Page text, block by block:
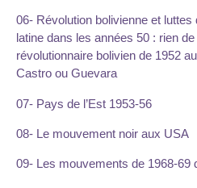
06- Révolution bolivienne et
latine dans les années 50 : rien
révolutionnaire bolivien de 1952
Castro ou Guevara
07- Pays de l’Est 1953-56
08- Le mouvement noir aux USA
09- Les mouvements de 1968-69